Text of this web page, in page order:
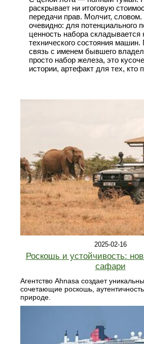
раскрывает ни итоговую
передачи прав. Молчит, словом.
очевидно: для потенциального
ценность набора складывается
технического состояния
связь с именем бывшего
просто набор железа, это
истории, артефакт для тех, кто
2025-02-16
Роскошь и устойчивость:
сафари
Агентство Ahnasa создает
сочетающие роскошь,
природе.